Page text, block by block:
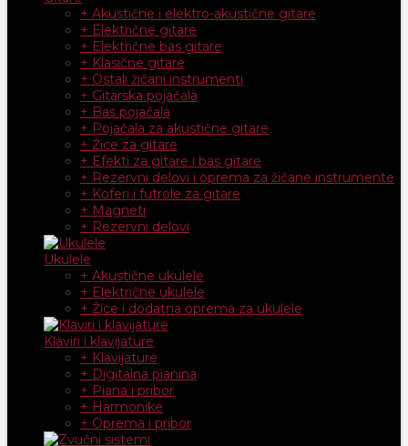
+ Akustične i elektro-akustične gitare
+ Električne gitare
+ Električne bas gitare
+ Klasične gitare
+ Ostali žičani instrumenti
+ Gitarska pojačala
+ Bas pojačala
+ Pojačala za akustične gitare
+ Žice za gitare
+ Efekti za gitare i bas gitare
+ Rezervni delovi i oprema za žičane instrumente
+ Koferi i futrole za gitare
+ Magneti
+ Rezervni delovi
Ukulele
+ Akustične ukulele
+ Električne ukulele
+ Žice i dodatna oprema za ukulele
Klaviri i klavijature
+ Klavijature
+ Digitalna pianina
+ Piana i pribor
+ Harmonike
+ Oprema i pribor